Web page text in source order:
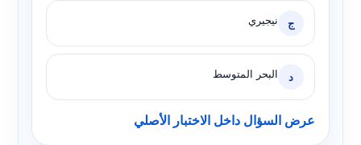
ج نيجيري
د البحر المتوسط
عرض السؤال داخل الاختبار الأصلي